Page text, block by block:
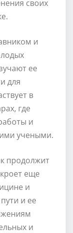
своих
и
ее
для
в
где
и
учеными.
продолжит
еще
и
и ее
и